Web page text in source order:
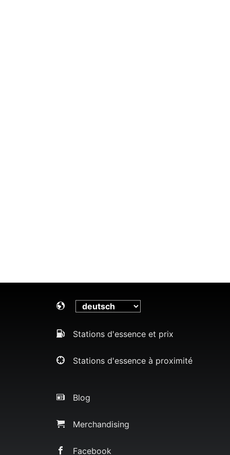
Stations d'essence et prix
Stations d'essence à proximité
Blog
Merchandising
Facebook